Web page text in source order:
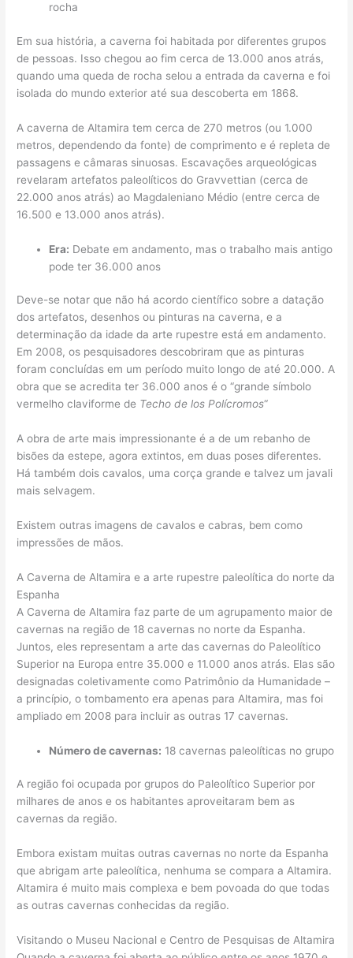
rocha
Em sua história, a caverna foi habitada por diferentes grupos
de pessoas. Isso chegou ao fim cerca de 13.000 anos atrás,
quando uma queda de rocha selou a entrada da caverna e foi
isolada do mundo exterior até sua descoberta em 1868.
A caverna de Altamira tem cerca de 270 metros (ou 1.000
metros, dependendo da fonte) de comprimento e é repleta de
passagens e câmaras sinuosas. Escavações arqueológicas
revelaram artefatos paleolíticos do Gravvettian (cerca de
22.000 anos atrás) ao Magdaleniano Médio (entre cerca de
16.500 e 13.000 anos atrás).
Era: Debate em andamento, mas o trabalho mais antigo
pode ter 36.000 anos
Deve-se notar que não há acordo científico sobre a datação
dos artefatos, desenhos ou pinturas na caverna, e a
determinação da idade da arte rupestre está em andamento.
Em 2008, os pesquisadores descobriram que as pinturas
foram concluídas em um período muito longo de até 20.000. A
obra que se acredita ter 36.000 anos é o “grande símbolo
vermelho claviforme de Techo de los Polícromos“
A obra de arte mais impressionante é a de um rebanho de
bisões da estepe, agora extintos, em duas poses diferentes.
Há também dois cavalos, uma corça grande e talvez um javali
mais selvagem.
Existem outras imagens de cavalos e cabras, bem como
impressões de mãos.
A Caverna de Altamira e a arte rupestre paleolítica do norte da
Espanha
A Caverna de Altamira faz parte de um agrupamento maior de
cavernas na região de 18 cavernas no norte da Espanha.
Juntos, eles representam a arte das cavernas do Paleolítico
Superior na Europa entre 35.000 e 11.000 anos atrás. Elas são
designadas coletivamente como Patrimônio da Humanidade –
a princípio, o tombamento era apenas para Altamira, mas foi
ampliado em 2008 para incluir as outras 17 cavernas.
Número de cavernas: 18 cavernas paleolíticas no grupo
A região foi ocupada por grupos do Paleolítico Superior por
milhares de anos e os habitantes aproveitaram bem as
cavernas da região.
Embora existam muitas outras cavernas no norte da Espanha
que abrigam arte paleolítica, nenhuma se compara a Altamira.
Altamira é muito mais complexa e bem povoada do que todas
as outras cavernas conhecidas da região.
Visitando o Museu Nacional e Centro de Pesquisas de Altamira